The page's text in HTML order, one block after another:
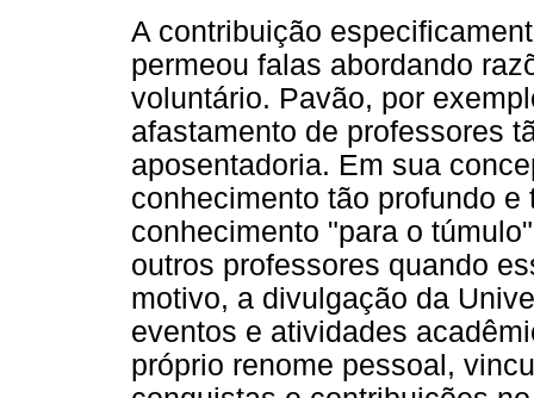
A contribuição
permeou falas abordando
voluntário. Pavão, por
afastamento de professores
aposentadoria. Em sua
conhecimento tão profundo
conhecimento "para o
outros professores quando
motivo, a divulgação da
eventos e atividades
próprio renome pessoal,